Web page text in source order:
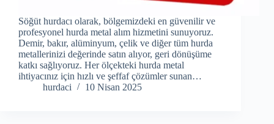
Söğüt hurdacı olarak, bölgemizdeki en güvenilir ve
profesyonel hurda metal alım hizmetini sunuyoruz.
Demir, bakır, alüminyum, çelik ve diğer tüm hurda
metallerinizi değerinde satın alıyor, geri dönüşüme
katkı sağlıyoruz. Her ölçekteki hurda metal
ihtiyacınız için hızlı ve şeffaf çözümler sunan…
hurdaci
10 Nisan 2025